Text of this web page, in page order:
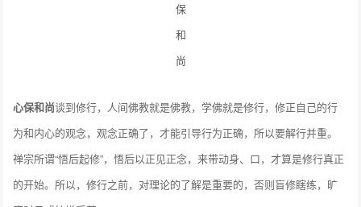
保
和
尚
心保和尚谈到修行，人间佛教就是佛教，学佛就是修行，修正自己的行
为和内心的观念，观念正确了，才能引导行为正确，所以要解行并重。
禅宗所谓“悟后起修”，悟后以正见正念，来带动身、口，才算是修行真正
的开始。所以，修行之前，对理论的了解是重要的，否则盲修瞎练，旷